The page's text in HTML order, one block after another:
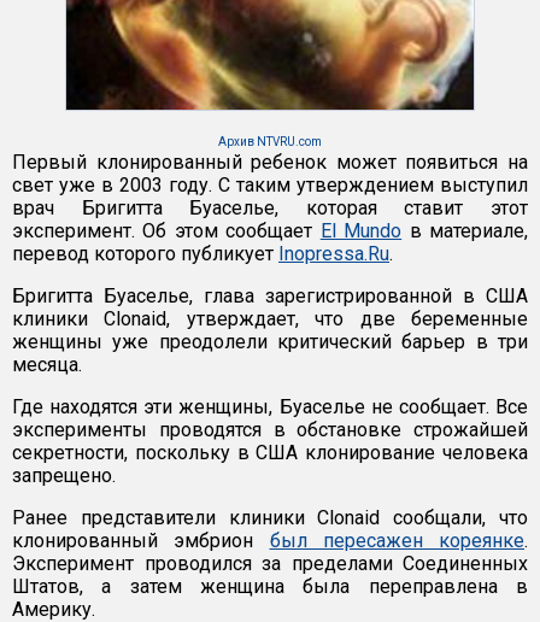
Архив NTVRU.com
Первый клонированный ребенок может появиться на
свет уже в 2003 году. С таким утверждением выступил
врач Бригитта Буаселье, которая ставит этот
эксперимент. Об этом сообщает El Mundo в материале,
перевод которого публикует Inopressa.Ru.
Бригитта Буаселье, глава зарегистрированной в США
клиники Clonaid, утверждает, что две беременные
женщины уже преодолели критический барьер в три
месяца.
Где находятся эти женщины, Буаселье не сообщает. Все
эксперименты проводятся в обстановке строжайшей
секретности, поскольку в США клонирование человека
запрещено.
Ранее представители клиники Clonaid сообщали, что
клонированный эмбрион был пересажен кореянке.
Эксперимент проводился за пределами Соединенных
Штатов, а затем женщина была переправлена в
Америку.